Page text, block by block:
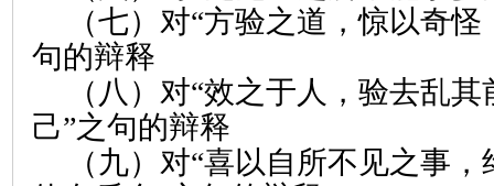
（七）对“方验之道，惊以奇
句的辩释
（八）对“效之于人，验去乱
己”之句的辩释
（九）对“喜以自所不见之事